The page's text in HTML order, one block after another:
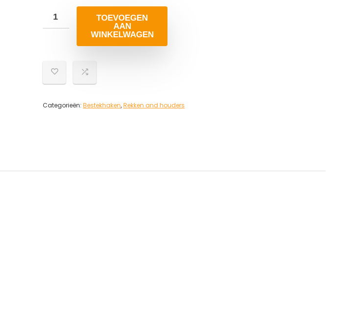
TOEVOEGEN
AAN
WINKELWAGEN
Categorieën: Bestekhaken,Rekken and houders